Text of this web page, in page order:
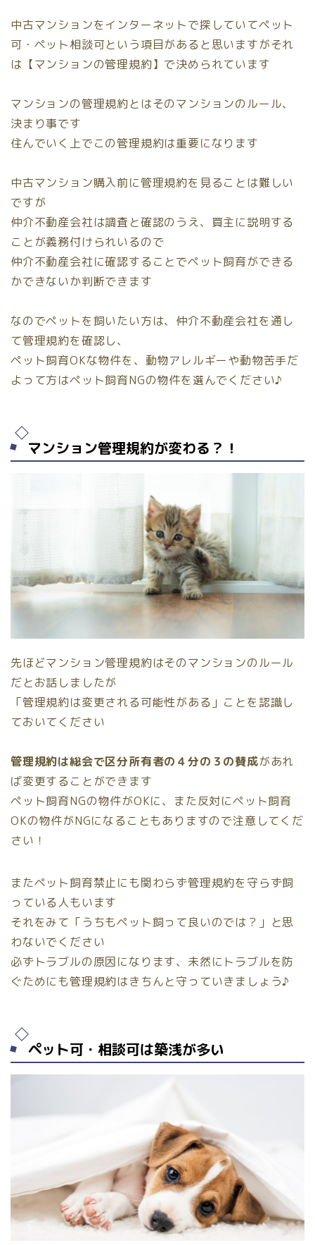
中古マンションをインターネットで探していてペット
可・ペット相談可という項目があると思いますがそれ
は【マンションの管理規約】で決められています
マンションの管理規約とはそのマンションのルール、
決まり事です
住んでいく上でこの管理規約は重要になります
中古マンション購入前に管理規約を見ることは難しい
ですが
仲介不動産会社は調査と確認のうえ、買主に説明する
ことが義務付けられいるので
仲介不動産会社に確認することでペット飼育ができる
かできないか判断できます
なのでペットを飼いたい方は、仲介不動産会社を通し
て管理規約を確認し、
ペット飼育OKな物件を、動物アレルギーや動物苦手だ
よって方はペット飼育NGの物件を選んでください♪
マンション管理規約が変わる？！
先ほどマンション管理規約はそのマンションのルール
だとお話しましたが
「管理規約は変更される可能性がある 」ことを認識し
ておいてください
管理規約は総会で区分所有者の４分の３の賛成があれ
ば変更することができます
ペット飼育NGの物件がOKに、また反対にペット飼育
OKの物件がNGになることもありますので注意してくだ
さい！
またペット飼育禁止にも関わらず管理規約を守らず飼
っている人もいます
それをみて「うちもペット飼って良いのでは？」と思
わないでください
必ずトラブルの原因になります、未然にトラブルを防
ぐためにも管理規約はきちんと守っていきましょう♪
ペット可・相談可は築浅が多い